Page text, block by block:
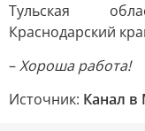
Тульская
Краснодарский
–Хороша работа!
Источник: Канал